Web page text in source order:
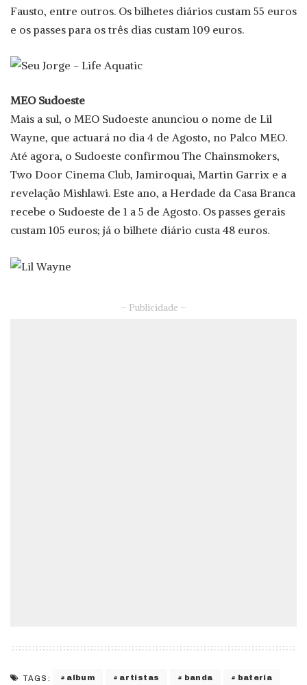
Fausto, entre outros. Os bilhetes diários custam 55 euros
e os passes para os três dias custam 109 euros.
MEO Sudoeste
Mais a sul, o MEO Sudoeste anunciou o nome de Lil
Wayne, que actuará no dia 4 de Agosto, no Palco MEO.
Até agora, o Sudoeste confirmou The Chainsmokers,
Two Door Cinema Club, Jamiroquai, Martin Garrix e a
revelação Mishlawi. Este ano, a Herdade da Casa Branca
recebe o Sudoeste de 1 a 5 de Agosto. Os passes gerais
custam 105 euros; já o bilhete diário custa 48 euros.
– Publicidade –
TAGS: album artistas banda bateria